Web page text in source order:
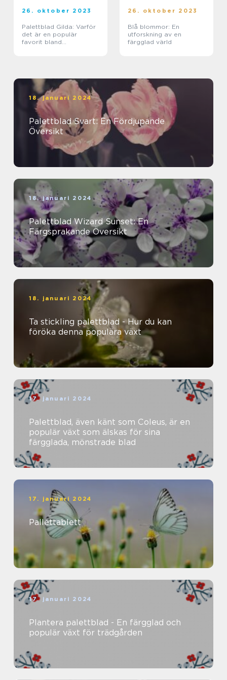
26. oktober 2023
Palettblad Gilda: Varför
det är en populär
favorit bland
26. oktober 2023
Blå blommor: En
utforskning av en
färgglad värld
18. januari 2024
Palettblad Svart: En Fördjupande
Översikt
18. januari 2024
Palettblad Wizard Sunset: En
Färgsprakande Översikt
18. januari 2024
Ta stickling palettblad - Hur du kan
föröka denna populära växt
17. januari 2024
Palettblad, även känt som Coleus, är en
populär växt som älskas för sina
färgglada, mönstrade blad
17. januari 2024
Pallettablett
17. januari 2024
Plantera palettblad - En färgglad och
populär växt för trädgården